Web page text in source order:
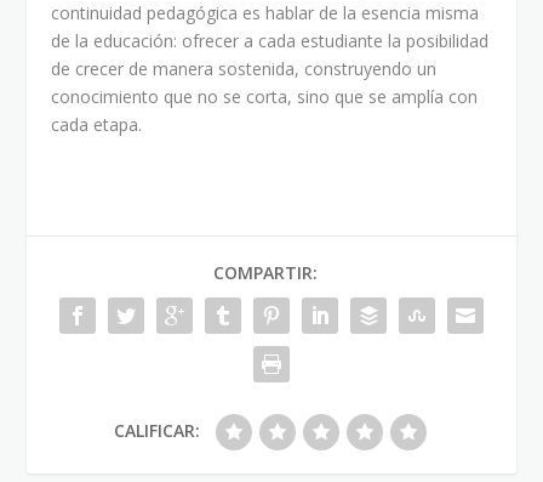
continuidad pedagógica es hablar de la esencia misma
de la educación: ofrecer a cada estudiante la posibilidad
de crecer de manera sostenida, construyendo un
conocimiento que no se corta, sino que se amplía con
cada etapa.
COMPARTIR:
CALIFICAR: